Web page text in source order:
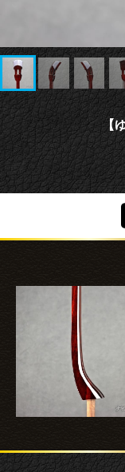
【